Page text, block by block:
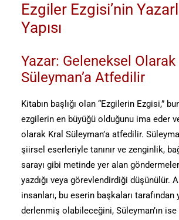
Ezgiler Ezgisi’nin
Yapısı
Yazar: Geleneksel Olarak
Süleyman’a Atfedilir
Kitabın başlığı olan “Ezgilerin Ezgisi,”
ezgilerin en büyüğü olduğunu ima eder
olarak Kral Süleyman’a atfedilir.
şiirsel eserleriyle tanınır ve zenginlik,
sarayı gibi metinde yer alan
yazdığı veya görevlendirdiği düşünülür.
insanları, bu eserin başkaları tarafından
derlenmiş olabileceğini, Süleyman’ın